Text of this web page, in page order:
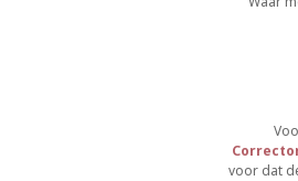
voor dat